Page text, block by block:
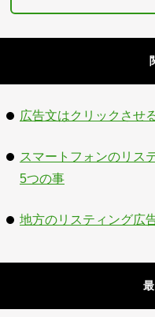
広告文はクリックさせ
スマートフォンのリス
5つの事
地方のリスティング広